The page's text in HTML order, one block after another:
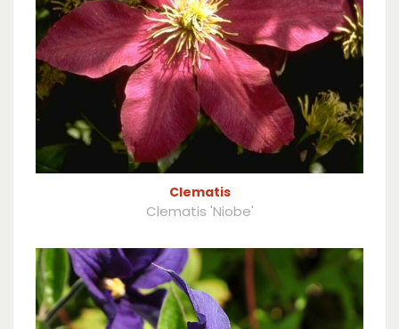
Clematis
Clematis 'Niobe'